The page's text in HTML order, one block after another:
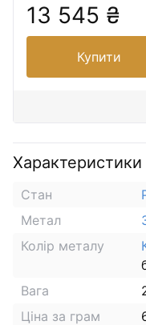
13 545 ₴
Купити
Характеристики
Стан
Метал
Колір металу
Вага
Ціна за грам